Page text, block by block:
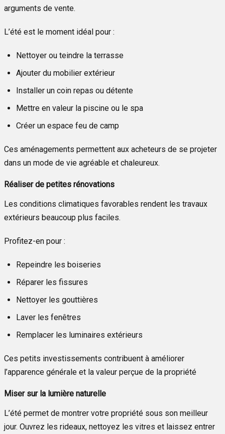
arguments de vente.
L’été est le moment idéal pour :
Nettoyer ou teindre la terrasse
Ajouter du mobilier extérieur
Installer un coin repas ou détente
Mettre en valeur la piscine ou le spa
Créer un espace feu de camp
Ces aménagements permettent aux acheteurs de se projeter
dans un mode de vie agréable et chaleureux.
Réaliser de petites rénovations
Les conditions climatiques favorables rendent les travaux
extérieurs beaucoup plus faciles.
Profitez-en pour :
Repeindre les boiseries
Réparer les fissures
Nettoyer les gouttières
Laver les fenêtres
Remplacer les luminaires extérieurs
Ces petits investissements contribuent à améliorer
l’apparence générale et la valeur perçue de la propriété
Miser sur la lumière naturelle
L’été permet de montrer votre propriété sous son meilleur
jour. Ouvrez les rideaux, nettoyez les vitres et laissez entrer